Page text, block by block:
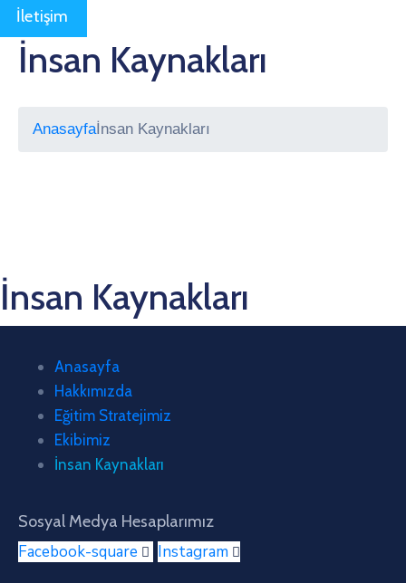
İletişim
İnsan Kaynakları
Anasayfaİnsan Kaynakları
İnsan Kaynakları
Anasayfa
Hakkımızda
Eğitim Stratejimiz
Ekibimiz
İnsan Kaynakları
Sosyal Medya Hesaplarımız
Facebook-square Instagram